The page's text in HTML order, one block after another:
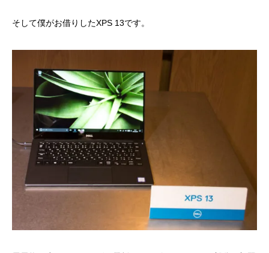
そして僕がお借りしたXPS 13です。